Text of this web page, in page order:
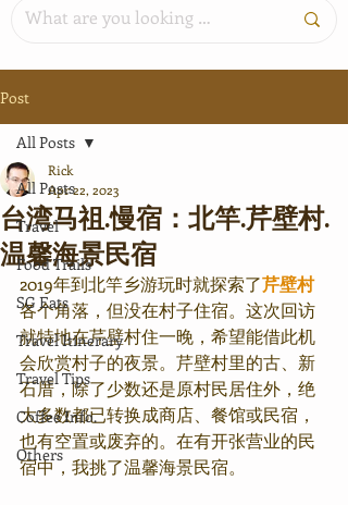
Post
All Posts
Travel
Food Trails
SG Eats
Travel Itinerary
Travel Tips
Coffee Info.
Others
All Posts
台湾马祖.慢宿：北竿.芹壁村.
温馨海景⺠宿
Rick
Apr 22, 2023
2019年到北竿乡游玩时就探索了芹壁村
各个角落，但没在村子住宿。这次回访
就特地在芹壁村住一晚，希望能借此机
会欣赏村子的夜景。芹壁村里的古、新
石厝，除了少数还是原村民居住外，绝
大多数都已转换成商店、餐馆或民宿，
也有空置或废弃的。在有开张营业的民
宿中，我挑了温馨海景民宿。